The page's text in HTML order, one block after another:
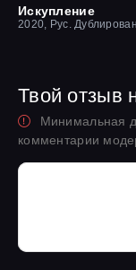
Искупление
2020, Рус.
Твой отзыв
Минимальная
комментарии